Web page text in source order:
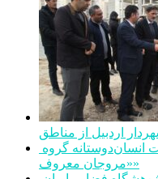
اردبیل از مناطق
«مروجان معروف»